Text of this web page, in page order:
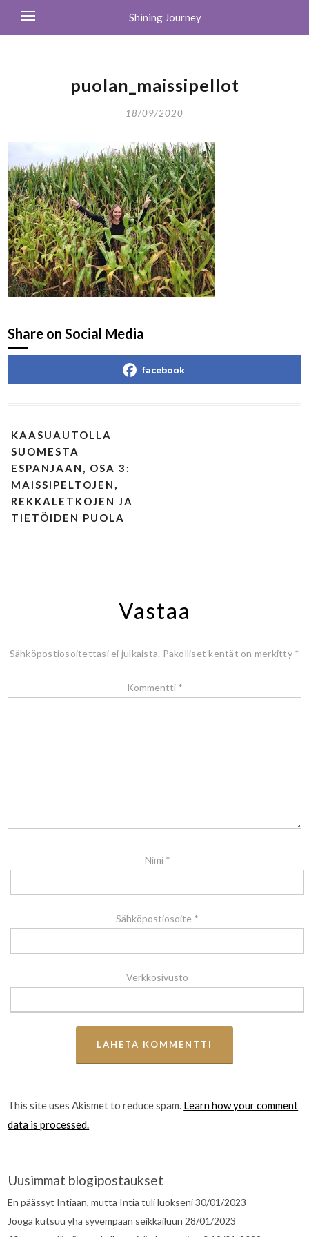
Shining Journey
puolan_maissipellot
18/09/2020
Share on Social Media
facebook
KAASUAUTOLLA
SUOMESTA
ESPANJAAN, OSA 3:
MAISSIPELTOJEN,
REKKALETKOJEN JA
TIETÖIDEN PUOLA
Vastaa
Sähköpostiosoitettasi ei julkaista. Pakolliset kentät on merkitty *
Kommentti *
Nimi *
Sähköpostiosoite *
Verkkosivusto
This site uses Akismet to reduce spam. Learn how your comment
data is processed.
Uusimmat blogipostaukset
En päässyt Intiaan, mutta Intia tuli luokseni30/01/2023
Jooga kutsuu yhä syvempään seikkailuun 28/01/2023